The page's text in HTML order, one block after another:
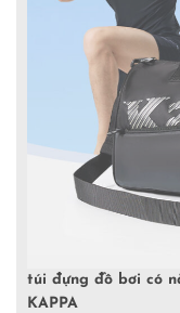
túi đựng đồ bơi có
KAPPA